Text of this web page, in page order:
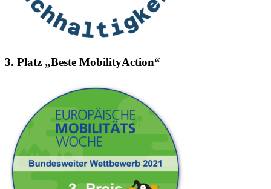
3. Platz „Beste MobilityAction“